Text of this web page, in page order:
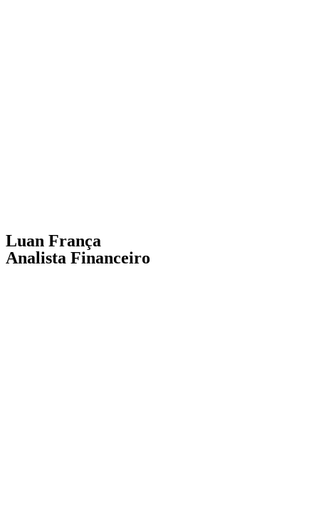
Luan França
Analista Financeiro